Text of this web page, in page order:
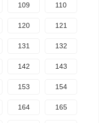
109 110
120 121
131 132
142 143
153 154
164 165